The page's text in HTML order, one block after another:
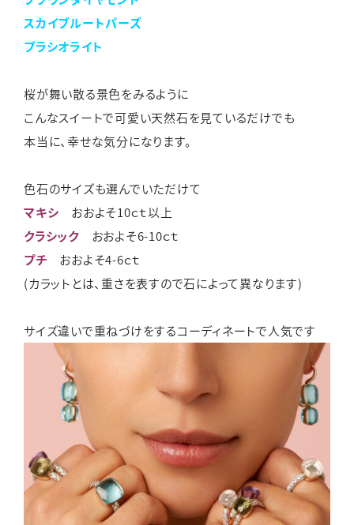
スカイブルートパーズ
プラシオライト
桜が舞い散る景色をみるように
こんなスイートで可愛い天然石を見ているだけでも
本当に、幸せな気分になります。
色石のサイズも選んでいただけて
マキシ おおよそ10ｃｔ以上
クラシック
おおよそ6-10ｃｔ
プチ
おおよそ4-6ｃｔ
(カラットとは、重さを表すので石によって異なります)
サイズ違いで重ねづけをするコーディネートで人気です